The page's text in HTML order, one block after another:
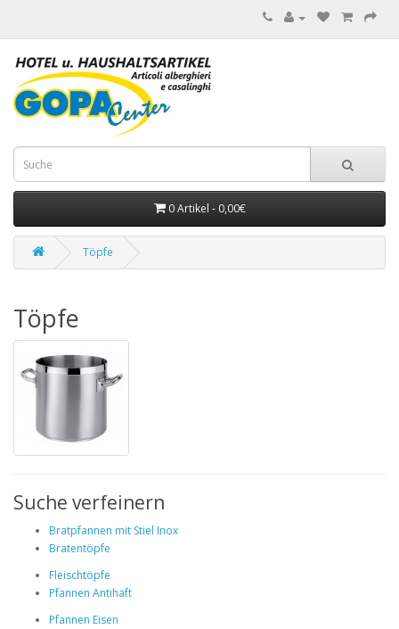
0 Artikel - 0,00€
Töpfe
Töpfe
Suche verfeinern
Bratpfannen mit Stiel Inox
Bratentöpfe
Fleischtöpfe
Pfannen Antihaft
Pfannen Eisen